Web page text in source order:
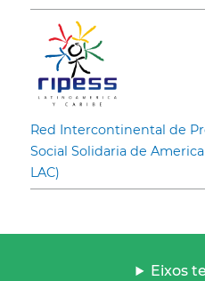
Red Intercontinental de
Social Solidaria de
LAC)
Eixos